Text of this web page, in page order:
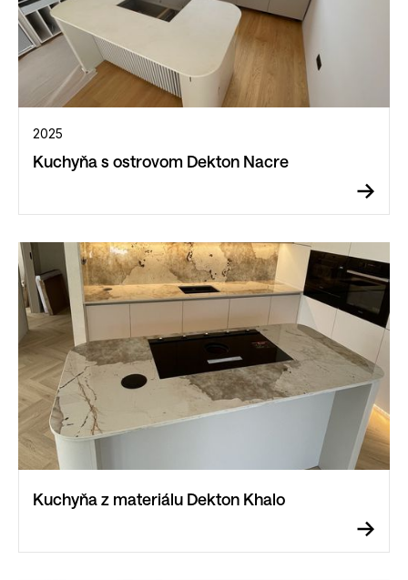
2025
Kuchyňa s ostrovom Dekton Nacre
Kuchyňa z materiálu Dekton Khalo